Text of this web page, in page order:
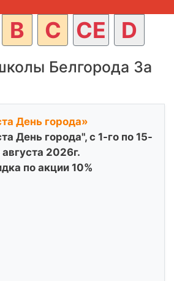
B C CE D
Белгорода За
День города»
День города", с 1-го по 15-
августа 2026г.
по акции 10%